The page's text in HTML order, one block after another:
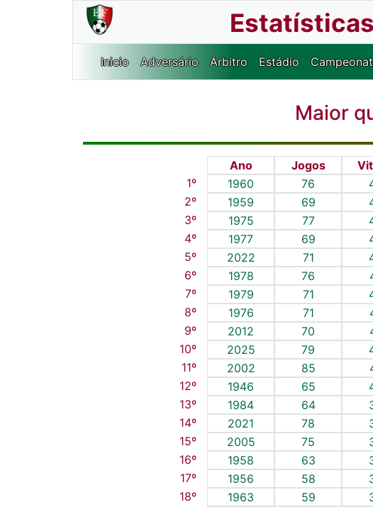
Inicio Adversário Árbitro Estádio
Maior
Ano Jogos
1º
1960 76
2º
1959 69
3º
1975 77
4º
1977 69
5º
2022 71
6º
1978 76
7º
1979 71
8º
1976 71
9º
2012 70
10º
2025 79
11º
2002 85
12º
1946 65
13º
1984 64
14º
2021 78
15º
2005 75
16º
1958 63
17º
1956 58
18º
1963 59